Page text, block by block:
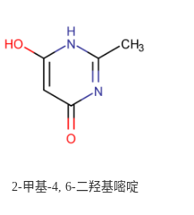
2-甲基-4, 6-二羟基嘧啶